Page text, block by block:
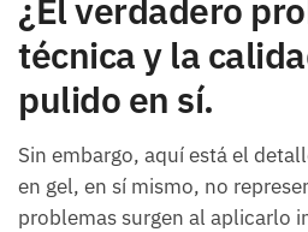
¿El verdadero
técnica y la
pulido en sí.
Sin embargo, aquí está el
en gel, en sí mismo, no
problemas surgen al aplicarlo